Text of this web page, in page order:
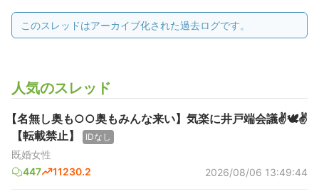
このスレッドはアーカイブ化された過去ログです。
人気のスレッド
【名無し奥も○○奥もみんな来い】気楽に井戸端会議✌️🕊️✌️
【転載禁止】
IDなし
既婚女性
447
11230.2 2026/08/06 13:49:44